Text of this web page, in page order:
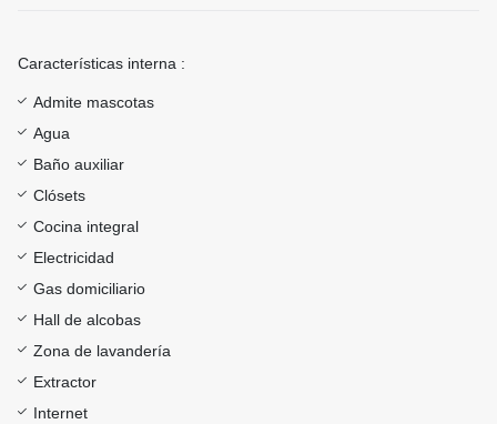
Características interna :
Admite mascotas
Agua
Baño auxiliar
Clósets
Cocina integral
Electricidad
Gas domiciliario
Hall de alcobas
Zona de lavandería
Extractor
Internet